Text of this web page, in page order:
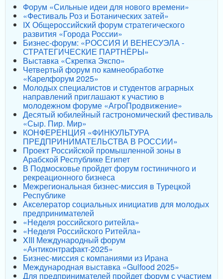
Форум «Сильные идеи для нового времени»
«Фестиваль Роз и Ботанических затей»
IX Общероссийский форум стратегического
развития «Города России»
Бизнес-форум: «РОССИЯ И ВЕНЕСУЭЛА -
СТРАТЕГИЧЕСКИЕ ПАРТНЁРЫ»
Выставка «Скрепка Экспо»
Четвертый форум по камнеобработке
«Карелфорум 2025»
Молодых специалистов и студентов аграрных
направлений приглашают к участию в
молодежном форуме «АгроПродвижение»
Десятый юбилейный гастрономический фестиваль
«Сыр. Пир. Мир»
КОНФЕРЕНЦИЯ «ФИНКУЛЬТУРА
ПРЕДПРИНИМАТЕЛЬСТВА В РОССИИ»
Проект Российской промышленной зоны в
Арабской Республике Египет
В Подмосковье пройдет форум гостиничного и
рекреационного бизнеса
Межрегиональная бизнес-миссия в Турецкой
Республике
Акселератор социальных инициатив для молодых
предпринимателей
«Неделя российского ритейла»
«Неделя Российского Ритейла»
XIII Международный форум
«Антиконтрафакт-2025»
Бизнес-миссия с компаниями из Ирана
Международная выставка «Gulfood 2025»
Для предпринимателей пройдет форум с участием